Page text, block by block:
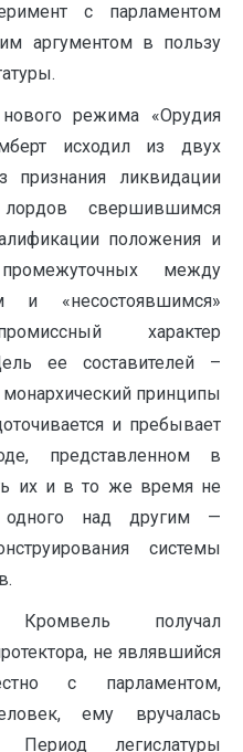
с парламентом
аргументом в пользу
нового режима «Орудия
исходил из двух
признания ликвидации
свершившимся
положения и
между
и «несостоявшимся»
характер
ее составителей –
монархический принципы
и пребывает
представленном в
их и в то же время не
одного над другим —
системы
Кромвель получал
не являвшийся
с парламентом,
ему вручалась
Период легислатуры